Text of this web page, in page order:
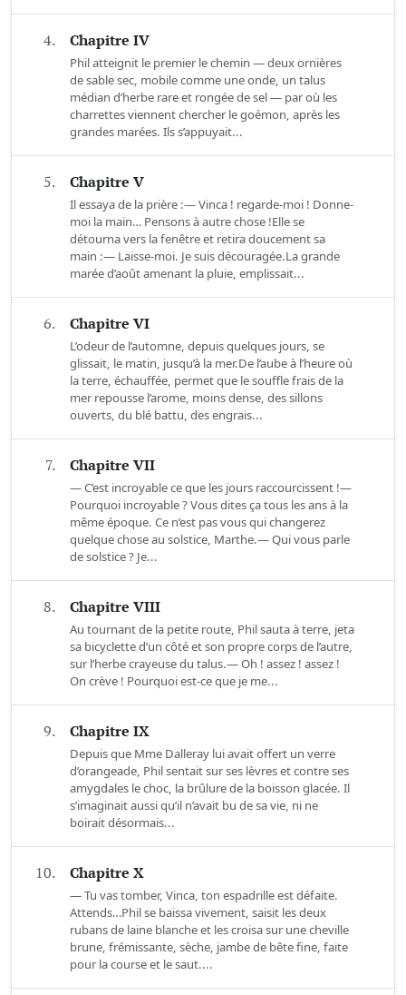
4. Chapitre IV
Phil atteignit le premier le chemin — deux ornières
de sable sec, mobile comme une onde, un talus
médian d’herbe rare et rongée de sel — par où les
charrettes viennent chercher le goémon, après les
grandes marées. Ils s’appuyait...
5. Chapitre V
Il essaya de la prière :— Vinca ! regarde-moi ! Donne-
moi la main… Pensons à autre chose !Elle se
détourna vers la fenêtre et retira doucement sa
main :— Laisse-moi. Je suis découragée.La grande
marée d’août amenant la pluie, emplissait...
6. Chapitre VI
L’odeur de l’automne, depuis quelques jours, se
glissait, le matin, jusqu’à la mer.De l’aube à l’heure où
la terre, échauffée, permet que le souffle frais de la
mer repousse l’arome, moins dense, des sillons
ouverts, du blé battu, des engrais...
7. Chapitre VII
— C’est incroyable ce que les jours raccourcissent !—
Pourquoi incroyable ? Vous dites ça tous les ans à la
même époque. Ce n’est pas vous qui changerez
quelque chose au solstice, Marthe.— Qui vous parle
de solstice ? Je...
8. Chapitre VIII
Au tournant de la petite route, Phil sauta à terre, jeta
sa bicyclette d’un côté et son propre corps de l’autre,
sur l’herbe crayeuse du talus.— Oh ! assez ! assez !
On crève ! Pourquoi est-ce que je me...
9. Chapitre IX
Depuis que Mme Dalleray lui avait offert un verre
d’orangeade, Phil sentait sur ses lèvres et contre ses
amygdales le choc, la brûlure de la boisson glacée. Il
s’imaginait aussi qu’il n’avait bu de sa vie, ni ne
boirait désormais...
10. Chapitre X
— Tu vas tomber, Vinca, ton espadrille est défaite.
Attends…Phil se baissa vivement, saisit les deux
rubans de laine blanche et les croisa sur une cheville
brune, frémissante, sèche, jambe de bête fine, faite
pour la course et le saut....